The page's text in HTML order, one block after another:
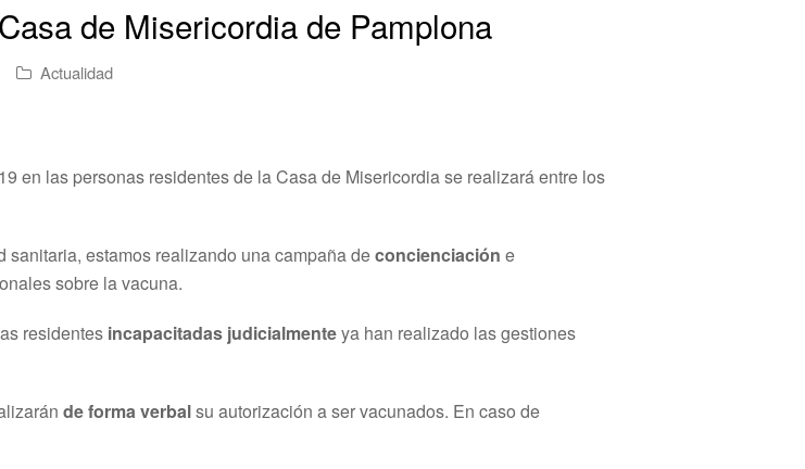
de Misericordia de Pamplona
Actualidad
en las personas residentes de la Casa de Misericordia se realizará entre los
sanitaria, estamos realizando una campaña deconcienciación e
sobre la vacuna.
residentes incapacitadas judicialmenteya han realizado las gestiones
de forma verbalsu autorización a ser vacunados. En caso de